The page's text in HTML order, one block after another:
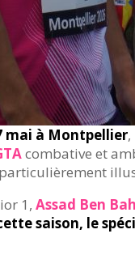
mai à Montpellier,
combative et
1,Assad Ben
saison, le